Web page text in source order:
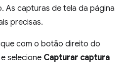
As capturas de tela da página
precisas.
com o botão direito do
selecione Capturar captura